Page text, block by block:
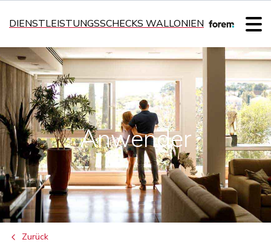
DIENSTLEISTUNGSSCHECKS WALLONIEN
Anwender
Zurück